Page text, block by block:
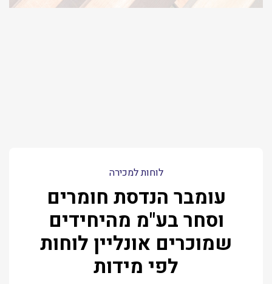
לוחות למכירה
עומבר הנדסת חומרים
וסחר בע"מ מהיחידים
שמוכרים אונליין לוחות
לפי מידות